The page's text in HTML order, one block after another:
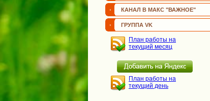
КАНАЛ В МАКС "ВАЖНОЕ"
ГРУППА VK
План работы на
текущий месяц
План работы на
текущий день